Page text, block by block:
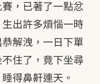
，已著了一點忿
出許多煩惱一時
解洩，一日下單
住了，竟下坐尋
得鼻鼾連天。